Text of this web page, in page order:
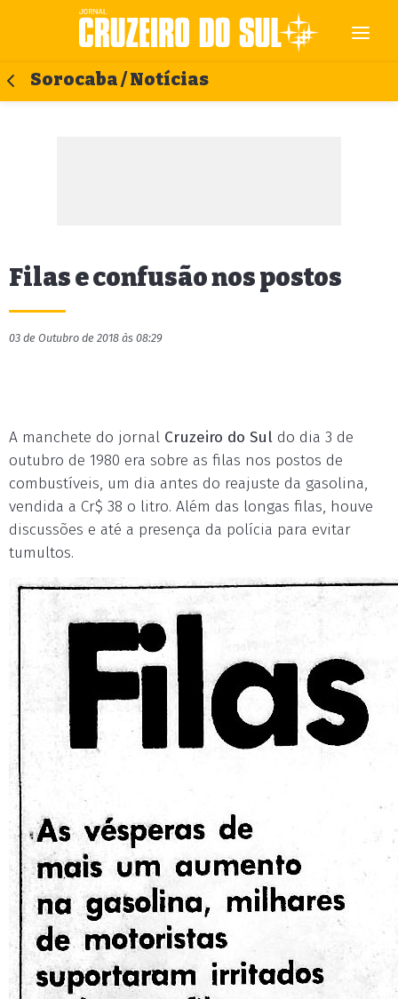
Sorocaba / Notícias
Filas e confusão nos postos
03 de Outubro de 2018 às 08:29
A manchete do jornal Cruzeiro do Sul do dia 3 de
outubro de 1980 era sobre as filas nos postos de
combustíveis, um dia antes do reajuste da gasolina,
vendida a Cr$ 38 o litro. Além das longas filas, houve
discussões e até a presença da polícia para evitar
tumultos.